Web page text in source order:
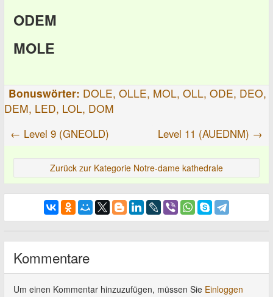
ODEM
MOLE
Bonuswörter: DOLE, OLLE, MOL, OLL, ODE, DEO,
DEM, LED, LOL, DOM
← Level 9 (GNEOLD) Level 11 (AUEDNM) →
Zurück zur Kategorie Notre-dame kathedrale
Kommentare
Um einen Kommentar hinzuzufügen, müssen Sie Einloggen